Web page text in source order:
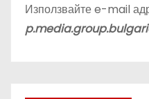
Използвайте e-mail